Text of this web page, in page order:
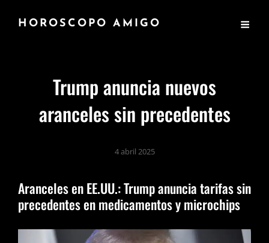
HOROSCOPO AMIGO
Trump anuncia nuevos
aranceles sin precedentes
4 abril 2025
Aranceles en EE.UU.: Trump anuncia tarifas sin
precedentes en medicamentos y microchips